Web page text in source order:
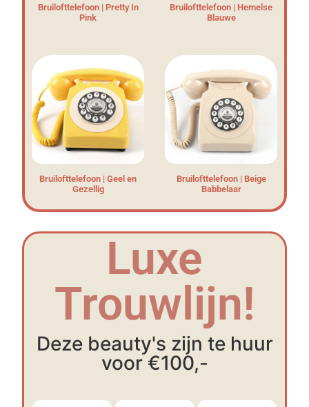
Bruilofttelefoon | Pretty In
Pink
Bruilofttelefoon | Hemelse
Blauwe
Bruilofttelefoon | Geel en
Gezellig
Bruilofttelefoon | Beige
Babbelaar
Luxe
Trouwlijn!
Deze beauty's zijn te huur
voor €100,-